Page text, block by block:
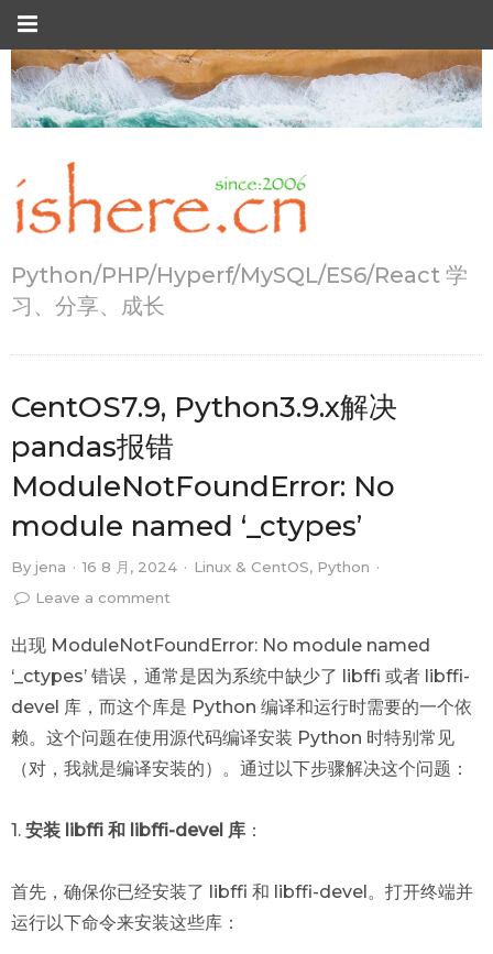
Python/PHP/Hyperf/MySQL/ES6/React 学
习、分享、成长
CentOS7.9, Python3.9.x解决
pandas报错
ModuleNotFoundError: No
module named ‘_ctypes’
By jena · 16 8 月, 2024 · Linux & CentOS, Python ·
Leave a comment
出现 ModuleNotFoundError: No module named
‘_ctypes’ 错误，通常是因为系统中缺少了 libffi 或者 libffi-
devel 库，而这个库是 Python 编译和运行时需要的一个依
赖。这个问题在使用源代码编译安装 Python 时特别常见
（对，我就是编译安装的）。通过以下步骤解决这个问题：
1. 安装 libffi 和 libffi-devel 库 ：
首先，确保你已经安装了 libffi 和 libffi-devel。打开终端并
运行以下命令来安装这些库：